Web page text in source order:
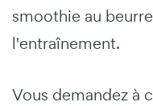
smoothie au
l'entraînement.
Vous demandez à